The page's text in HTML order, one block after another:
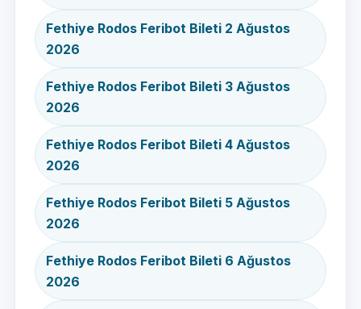
Fethiye Rodos Feribot Bileti 2 Ağustos
2026
Fethiye Rodos Feribot Bileti 3 Ağustos
2026
Fethiye Rodos Feribot Bileti 4 Ağustos
2026
Fethiye Rodos Feribot Bileti 5 Ağustos
2026
Fethiye Rodos Feribot Bileti 6 Ağustos
2026